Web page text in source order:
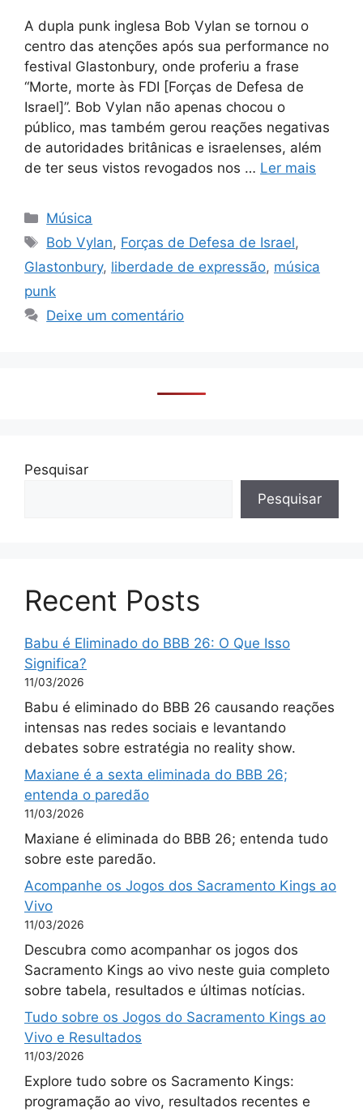
A dupla punk inglesa Bob Vylan se tornou o
centro das atenções após sua performance no
festival Glastonbury, onde proferiu a frase
“Morte, morte às FDI [Forças de Defesa de
Israel]”. Bob Vylan não apenas chocou o
público, mas também gerou reações negativas
de autoridades britânicas e israelenses, além
de ter seus vistos revogados nos … Ler mais
Categorias
Música
Tags
Bob Vylan, Forças de Defesa de Israel,
Glastonbury, liberdade de expressão, música
punk
Deixe um comentário
Pesquisar
Pesquisar
Recent Posts
Babu é Eliminado do BBB 26: O Que Isso
Significa?
11/03/2026
Babu é eliminado do BBB 26 causando reações
intensas nas redes sociais e levantando
debates sobre estratégia no reality show.
Maxiane é a sexta eliminada do BBB 26;
entenda o paredão
11/03/2026
Maxiane é eliminada do BBB 26; entenda tudo
sobre este paredão.
Acompanhe os Jogos dos Sacramento Kings ao
Vivo
11/03/2026
Descubra como acompanhar os jogos dos
Sacramento Kings ao vivo neste guia completo
sobre tabela, resultados e últimas notícias.
Tudo sobre os Jogos do Sacramento Kings ao
Vivo e Resultados
11/03/2026
Explore tudo sobre os Sacramento Kings:
programação ao vivo, resultados recentes e